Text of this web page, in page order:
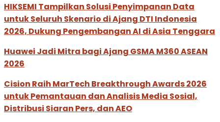
HIKSEMI Tampilkan Solusi Penyimpanan Data
untuk Seluruh Skenario di Ajang DTI Indonesia
2026, Dukung Pengembangan AI di Asia Tenggara
Huawei Jadi Mitra bagi Ajang GSMA M360 ASEAN
2026
Cision Raih MarTech Breakthrough Awards 2026
untuk Pemantauan dan Analisis Media Sosial,
Distribusi Siaran Pers, dan AEO